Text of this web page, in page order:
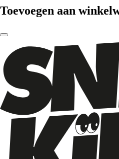
Toevoegen aan